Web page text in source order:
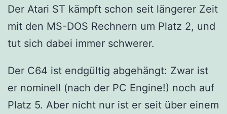
Der Atari ST kämpft schon seit längerer Zeit
mit den MS-DOS Rechnern um Platz 2, und
tut sich dabei immer schwerer.
Der C64 ist endgültig abgehängt: Zwar ist
er nominell (nach der PC Engine!) noch auf
Platz 5. Aber nicht nur ist er seit über einem